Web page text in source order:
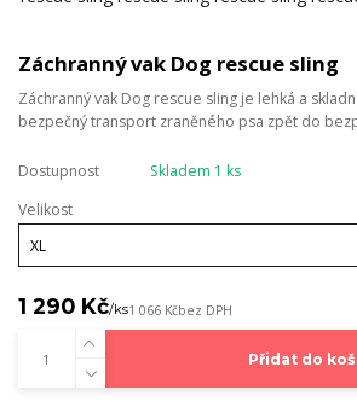
Záchranný vak Dog rescue sling
Záchranný vak Dog rescue sling je lehká a
bezpečný transport zraněného psa zpět do
Dostupnost
Skladem 1 ks
Velikost
1 290 Kč/ks1 066 Kčbez DPH
Přidat do